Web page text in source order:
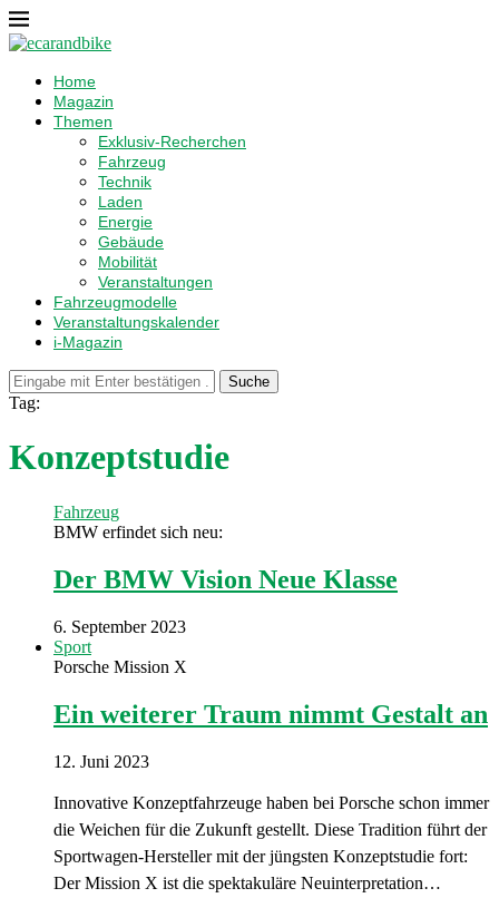
Home
Magazin
Themen
Exklusiv-Recherchen
Fahrzeug
Technik
Laden
Energie
Gebäude
Mobilität
Veranstaltungen
Fahrzeugmodelle
Veranstaltungskalender
i-Magazin
Suche
Tag:
Konzeptstudie
Fahrzeug
BMW erfindet sich neu:
Der BMW Vision Neue Klasse
6. September 2023
Sport
Porsche Mission X
Ein weiterer Traum nimmt Gestalt an
12. Juni 2023
Innovative Konzeptfahrzeuge haben bei Porsche schon immer
die Weichen für die Zukunft gestellt. Diese Tradition führt der
Sportwagen-Hersteller mit der jüngsten Konzeptstudie fort:
Der Mission X ist die spektakuläre Neuinterpretation…